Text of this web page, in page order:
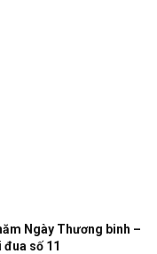
Ngày Thương binh –
số 11